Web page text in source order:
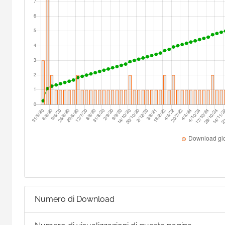
Numero di Download